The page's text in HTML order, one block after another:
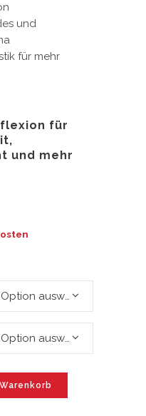
und
für mehr
für
und mehr
Option auswählen
Option auswählen